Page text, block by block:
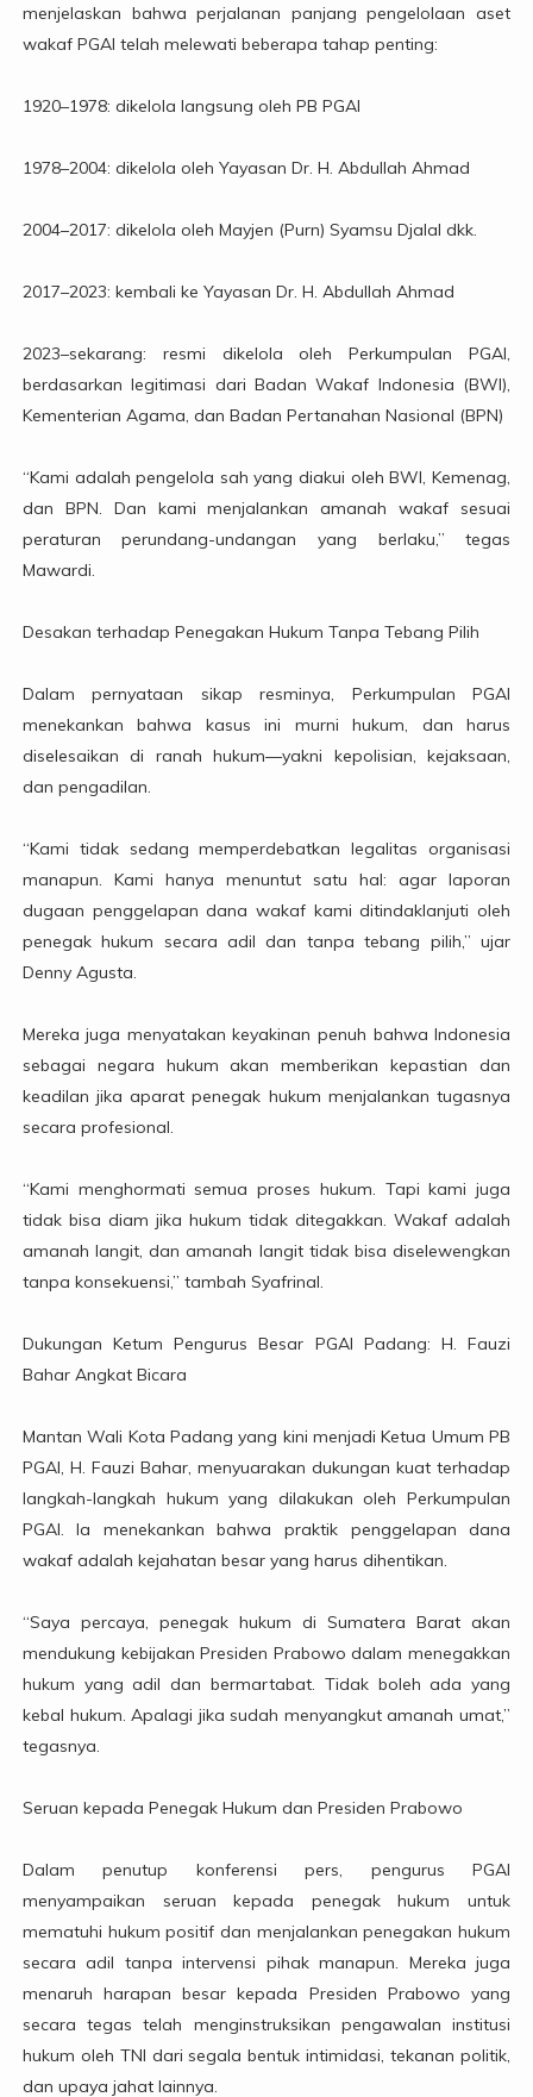
menjelaskan bahwa perjalanan panjang pengelolaan aset
wakaf PGAI telah melewati beberapa tahap penting:
1920–1978: dikelola langsung oleh PB PGAI
1978–2004: dikelola oleh Yayasan Dr. H. Abdullah Ahmad
2004–2017: dikelola oleh Mayjen (Purn) Syamsu Djalal dkk.
2017–2023: kembali ke Yayasan Dr. H. Abdullah Ahmad
2023–sekarang: resmi dikelola oleh Perkumpulan PGAI,
berdasarkan legitimasi dari Badan Wakaf Indonesia (BWI),
Kementerian Agama, dan Badan Pertanahan Nasional (BPN)
“Kami adalah pengelola sah yang diakui oleh BWI, Kemenag,
dan BPN. Dan kami menjalankan amanah wakaf sesuai
peraturan perundang-undangan yang berlaku,” tegas
Mawardi.
Desakan terhadap Penegakan Hukum Tanpa Tebang Pilih
Dalam pernyataan sikap resminya, Perkumpulan PGAI
menekankan bahwa kasus ini murni hukum, dan harus
diselesaikan di ranah hukum—yakni kepolisian, kejaksaan,
dan pengadilan.
“Kami tidak sedang memperdebatkan legalitas organisasi
manapun. Kami hanya menuntut satu hal: agar laporan
dugaan penggelapan dana wakaf kami ditindaklanjuti oleh
penegak hukum secara adil dan tanpa tebang pilih,” ujar
Denny Agusta.
Mereka juga menyatakan keyakinan penuh bahwa Indonesia
sebagai negara hukum akan memberikan kepastian dan
keadilan jika aparat penegak hukum menjalankan tugasnya
secara profesional.
“Kami menghormati semua proses hukum. Tapi kami juga
tidak bisa diam jika hukum tidak ditegakkan. Wakaf adalah
amanah langit, dan amanah langit tidak bisa diselewengkan
tanpa konsekuensi,” tambah Syafrinal.
Dukungan Ketum Pengurus Besar PGAI Padang: H. Fauzi
Bahar Angkat Bicara
Mantan Wali Kota Padang yang kini menjadi Ketua Umum PB
PGAI, H. Fauzi Bahar, menyuarakan dukungan kuat terhadap
langkah-langkah hukum yang dilakukan oleh Perkumpulan
PGAI. Ia menekankan bahwa praktik penggelapan dana
wakaf adalah kejahatan besar yang harus dihentikan.
“Saya percaya, penegak hukum di Sumatera Barat akan
mendukung kebijakan Presiden Prabowo dalam menegakkan
hukum yang adil dan bermartabat. Tidak boleh ada yang
kebal hukum. Apalagi jika sudah menyangkut amanah umat,”
tegasnya.
Seruan kepada Penegak Hukum dan Presiden Prabowo
Dalam penutup konferensi pers, pengurus PGAI
menyampaikan seruan kepada penegak hukum untuk
mematuhi hukum positif dan menjalankan penegakan hukum
secara adil tanpa intervensi pihak manapun. Mereka juga
menaruh harapan besar kepada Presiden Prabowo yang
secara tegas telah menginstruksikan pengawalan institusi
hukum oleh TNI dari segala bentuk intimidasi, tekanan politik,
dan upaya jahat lainnya.